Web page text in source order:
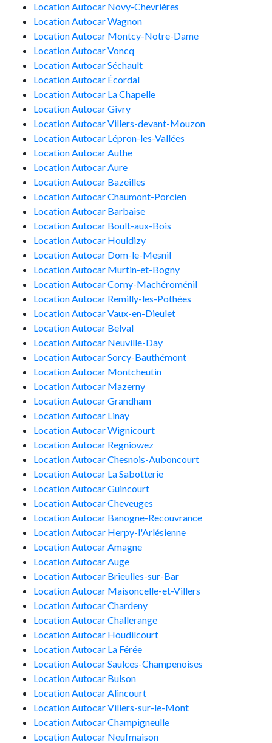
Location Autocar Novy-Chevrières
Location Autocar Wagnon
Location Autocar Montcy-Notre-Dame
Location Autocar Voncq
Location Autocar Séchault
Location Autocar Écordal
Location Autocar La Chapelle
Location Autocar Givry
Location Autocar Villers-devant-Mouzon
Location Autocar Lépron-les-Vallées
Location Autocar Authe
Location Autocar Aure
Location Autocar Bazeilles
Location Autocar Chaumont-Porcien
Location Autocar Barbaise
Location Autocar Boult-aux-Bois
Location Autocar Houldizy
Location Autocar Dom-le-Mesnil
Location Autocar Murtin-et-Bogny
Location Autocar Corny-Machéroménil
Location Autocar Remilly-les-Pothées
Location Autocar Vaux-en-Dieulet
Location Autocar Belval
Location Autocar Neuville-Day
Location Autocar Sorcy-Bauthémont
Location Autocar Montcheutin
Location Autocar Mazerny
Location Autocar Grandham
Location Autocar Linay
Location Autocar Wignicourt
Location Autocar Regniowez
Location Autocar Chesnois-Auboncourt
Location Autocar La Sabotterie
Location Autocar Guincourt
Location Autocar Cheveuges
Location Autocar Banogne-Recouvrance
Location Autocar Herpy-l'Arlésienne
Location Autocar Amagne
Location Autocar Auge
Location Autocar Brieulles-sur-Bar
Location Autocar Maisoncelle-et-Villers
Location Autocar Chardeny
Location Autocar Challerange
Location Autocar Houdilcourt
Location Autocar La Férée
Location Autocar Saulces-Champenoises
Location Autocar Bulson
Location Autocar Alincourt
Location Autocar Villers-sur-le-Mont
Location Autocar Champigneulle
Location Autocar Neufmaison